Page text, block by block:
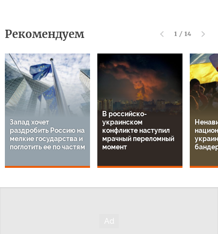
Рекомендуем 1 / 14
Запад хочет
раздробить Россию на
мелкие государства и
поглотить ее по частям
В российско-
украинском
конфликте наступил
мрачный переломный
момент